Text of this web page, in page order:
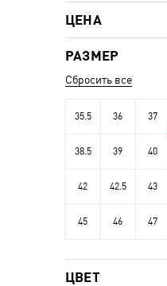
ЦЕНА
РАЗМЕР
Сбросить все
35.5 36 37
38.5 39 40
42 42.5 43
45 46 47
ЦВЕТ